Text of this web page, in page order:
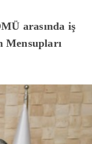
arasında iş
Mensupları